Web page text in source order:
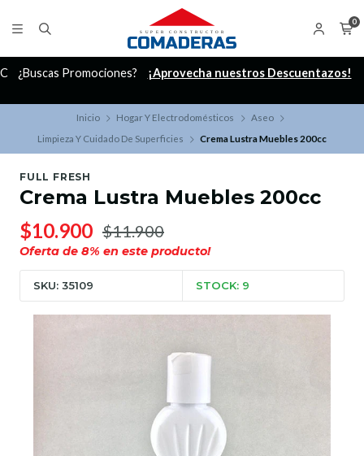
0
¿Buscas Promociones? ¡Aprovecha nuestros Descuentazos!
Inicio Hogar Y Electrodomésticos
Aseo
Limpieza Y Cuidado De Superficies
Crema Lustra Muebles 200cc
FULL FRESH
Crema Lustra Muebles 200cc
$10.900 $11.900
Oferta de 8% en este producto!
SKU: 35109 STOCK: 9